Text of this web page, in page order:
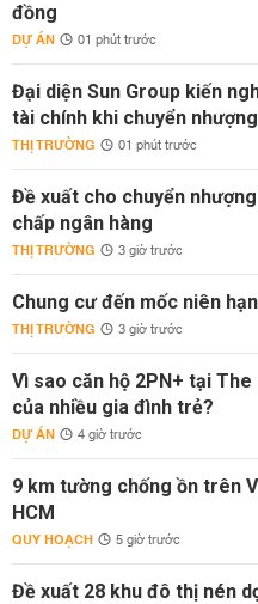
đồng
DỰ ÁN 01 phút trước
Đại diện Sun Group kiến
tài chính khi chuyển
THỊ TRƯỜNG 01 phút trước
Đề xuất cho chuyển
chấp ngân hàng
THỊ TRƯỜNG 3 giờ trước
Chung cư đến mốc niên
THỊ TRƯỜNG 3 giờ trước
Vì sao căn hộ 2PN+ tại
của nhiều gia đình trẻ?
DỰ ÁN 4 giờ trước
9 km tường chống ồn trên
HCM
QUY HOẠCH 5 giờ trước
Đề xuất 28 khu đô thị nén